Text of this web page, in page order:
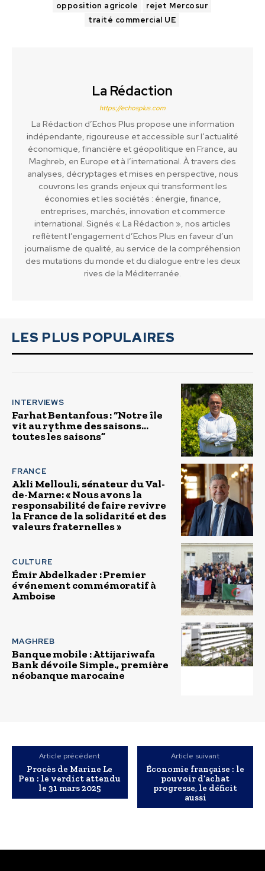
opposition agricole
rejet Mercosur
traité commercial UE
La Rédaction
https://echosplus.com
La Rédaction d’Echos Plus propose une information
indépendante, rigoureuse et accessible sur l’actualité
économique, financière et géopolitique en France, au
Maghreb, en Europe et à l’international. À travers des
analyses, décryptages et mises en perspective, nous
couvrons les grands enjeux qui transforment les
économies et les sociétés : énergie, finance,
entreprises, marchés, innovation et commerce
international. Signés « La Rédaction », nos articles
reflètent l’engagement d’Echos Plus en faveur d’un
journalisme de qualité, au service de la compréhension
des mutations du monde et du dialogue entre les deux
rives de la Méditerranée.
LES PLUS POPULAIRES
INTERVIEWS
Farhat Bentanfous : “Notre île
vit au rythme des saisons…
toutes les saisons”
FRANCE
Akli Mellouli, sénateur du Val-
de-Marne: « Nous avons la
responsabilité de faire revivre
la France de la solidarité et des
valeurs fraternelles »
CULTURE
Émir Abdelkader : Premier
événement commémoratif à
Amboise
MAGHREB
Banque mobile : Attijariwafa
Bank dévoile Simple., première
néobanque marocaine
Article précédent
Procès de Marine Le
Pen : le verdict attendu
le 31 mars 2025
Article suivant
Économie française : le
pouvoir d’achat
progresse, le déficit
aussi